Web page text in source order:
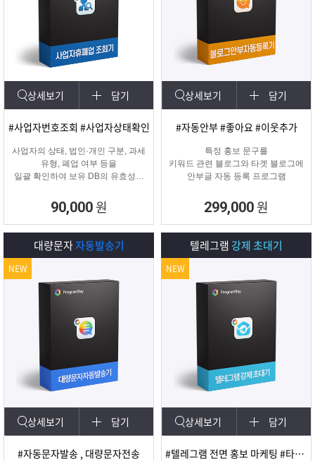
상세보기 담기
#사업자번호조회 #사업자상태확인
사업자의 상태, 법인·개인 구분, 과세
유형, 폐업 여부 등을
일괄 확인하여 보유 DB의 유효성을
프로그램
90,000 원
상세보기 담기
#자동안부 #좋아요 #이웃추가
특정 홍보 문구를
키워드 관련 블로그와 타겟 블로그에
안부글 자동 등록 프로그램
299,000 원
대량문자자동발송기
상세보기 담기
#자동문자발송 , 대량문자전송
NEW
텔레그램 강제 초대기
상세보기 담기
#텔레그램 전면 홍보 마케팅 #타겟팅 회원 유입
NEW